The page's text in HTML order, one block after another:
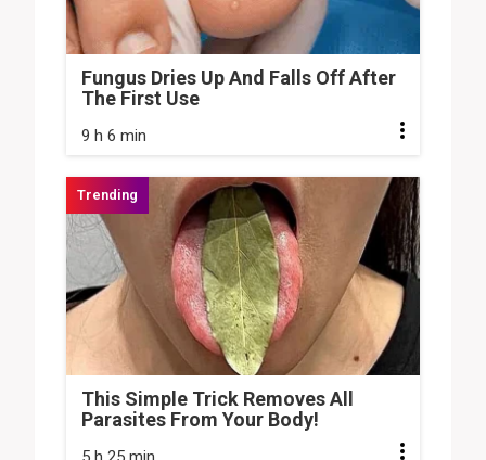
Fungus Dries Up And Falls Off After
The First Use
9 h 6 min
This Simple Trick Removes All
Parasites From Your Body!